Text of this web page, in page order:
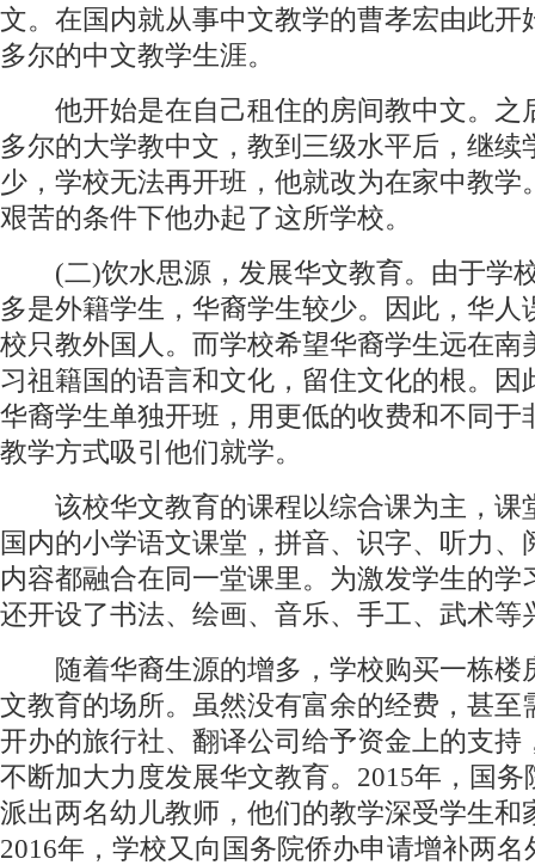
文。在国内就从事中文教学的曹孝宏由此开
多尔的中文教学生涯。
他开始是在自己租住的房间教中文。之
多尔的大学教中文，教到三级水平后，继续
少，学校无法再开班，他就改为在家中教学
艰苦的条件下他办起了这所学校。
(二)饮水思源，发展华文教育。由于学
多是外籍学生，华裔学生较少。因此，华人
校只教外国人。而学校希望华裔学生远在南
习祖籍国的语言和文化，留住文化的根。因
华裔学生单独开班，用更低的收费和不同于
教学方式吸引他们就学。
该校华文教育的课程以综合课为主，课
国内的小学语文课堂，拼音、识字、听力、
内容都融合在同一堂课里。为激发学生的学
还开设了书法、绘画、音乐、手工、武术等
随着华裔生源的增多，学校购买一栋楼
文教育的场所。虽然没有富余的经费，甚至
开办的旅行社、翻译公司给予资金上的支持
不断加大力度发展华文教育。2015年，国务
派出两名幼儿教师，他们的教学深受学生和
2016年，学校又向国务院侨办申请增补两名